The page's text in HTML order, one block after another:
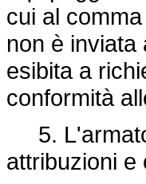
cui al
non è
esibita a
conformità
5.
attribuzioni e